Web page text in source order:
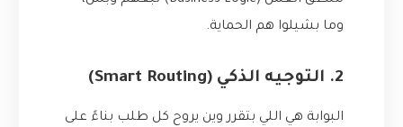
وما بشيلوا هم الحماية.
2. التوجيه الذكي (Smart Routing)
البوابة هي اللي بتقرر وين يروح كل طلب بناءً على